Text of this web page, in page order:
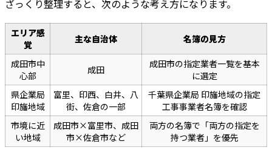
ざっくり整理すると、次のような考え方になります。
エリア感
覚
主な自治体 名簿の見方
成田市中
心部
成田
成田市の指定業者一覧を基本
に選定
県企業局
印旛地域
富里、印西、白井、八
街、佐倉の一部
千葉県企業局 印旛地域の指定
工事事業者名簿を確認
市境に近
い地域
成田市×富里市、成田
市×佐倉市など
両方の名簿で「両方の指定を
持つ業者」を優先